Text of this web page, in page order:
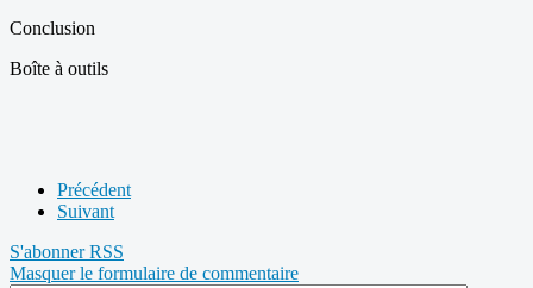
Conclusion
Boîte à outils
Précédent
Suivant
S'abonnerRSS
Masquer le formulaire de commentaire